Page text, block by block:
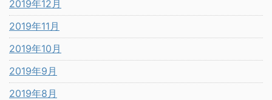
2019年12月
2019年11月
2019年10月
2019年9月
2019年8月